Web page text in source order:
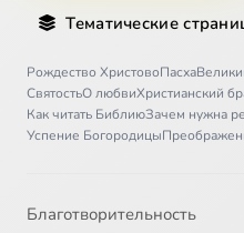
Тематические
Рождество ХристовоПасха
СвятостьО любвиХристианский
Как читать БиблиюЗачем нужна
Успение Богородицы
Благотворительность